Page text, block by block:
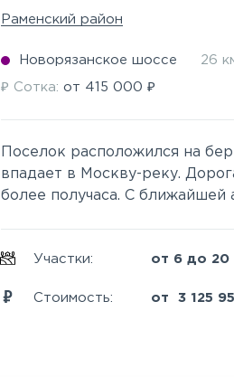
Раменский район
Новорязанское шоссе 26
₽ Сотка:от 415 000 ₽
Поселок расположился на
впадает в Москву-реку.
более получаса. С ближайшей
Участки: от 6 до 20
Стоимость: от3 125